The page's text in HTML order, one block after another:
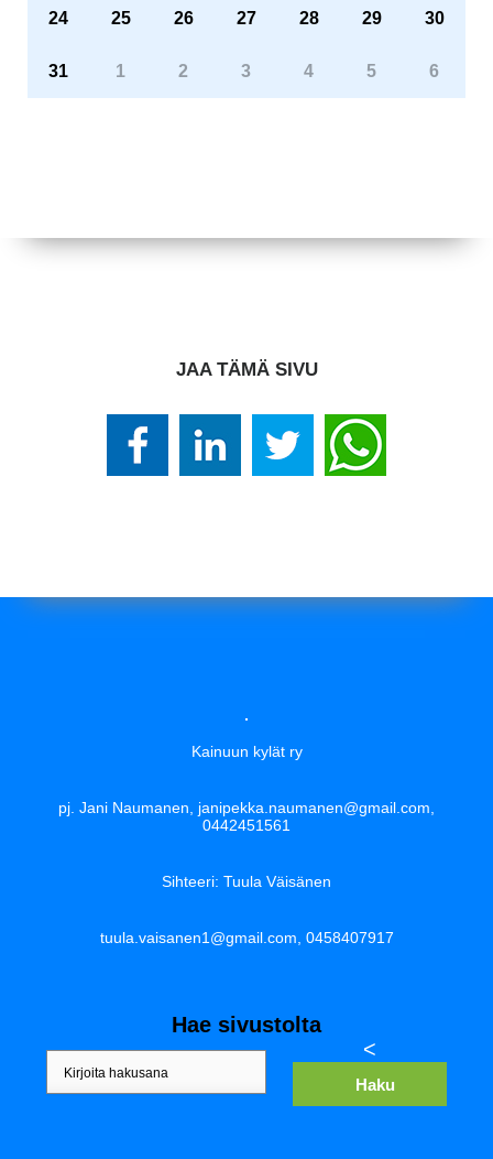
24 25 26 27 28 29 30
31 1 2 3 4 5 6
JAA TÄMÄ SIVU
Kainuun kylät ry
pj. Jani Naumanen, janipekka.naumanen@gmail.com,
0442451561
Sihteeri: Tuula Väisänen
tuula.vaisanen1@gmail.com, 0458407917
Hae sivustolta